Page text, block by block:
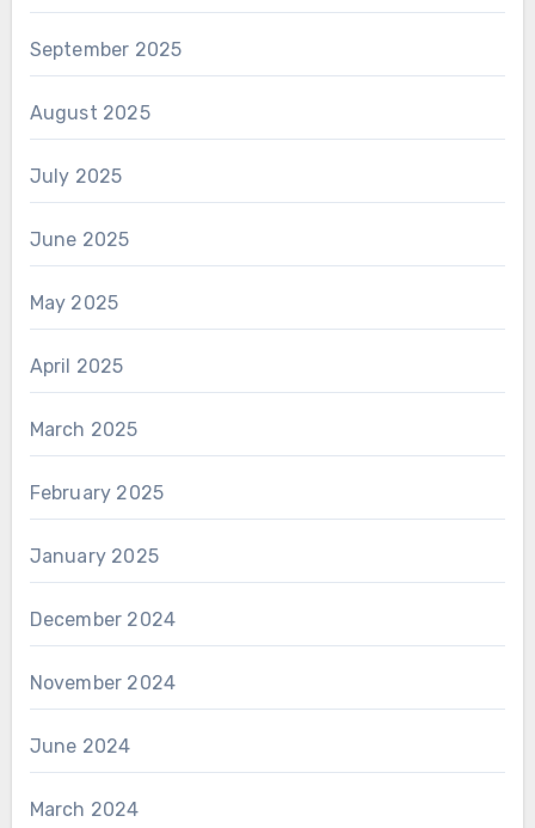
September 2025
August 2025
July 2025
June 2025
May 2025
April 2025
March 2025
February 2025
January 2025
December 2024
November 2024
June 2024
March 2024